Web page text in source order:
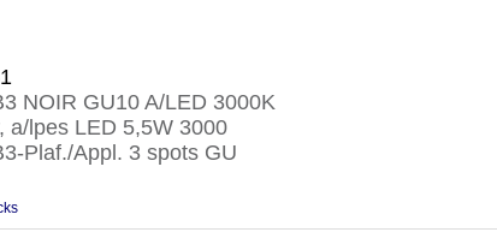
NOIR GU10 A/LED 3000K
a/lpes LED 5,5W 3000
Plaf./Appl. 3 spots GU